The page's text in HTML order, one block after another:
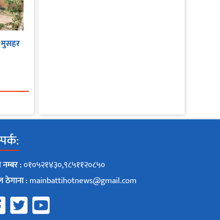
:०१०५२१४३०,९८५११२०८५०
ठेगाना :mainbattihotnews@gmail.com